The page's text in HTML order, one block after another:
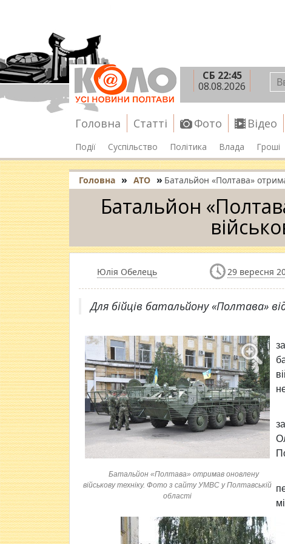
СБ 22:45
08.08.2026
Головна Статті Фото Відео
Події Суспільство Політика Влада Гроші
Головна » АТО » Батальйон «Полтава»
Батальйон
Юлія Обелець 29 вересня
Для бійців батальйону «Полтава»
Батальйон «Полтава» отримав оновлену
військову техніку. Фото з сайту УМВС у Полтавській
області